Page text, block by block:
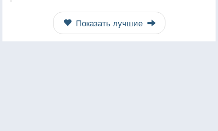
Показать лучшие